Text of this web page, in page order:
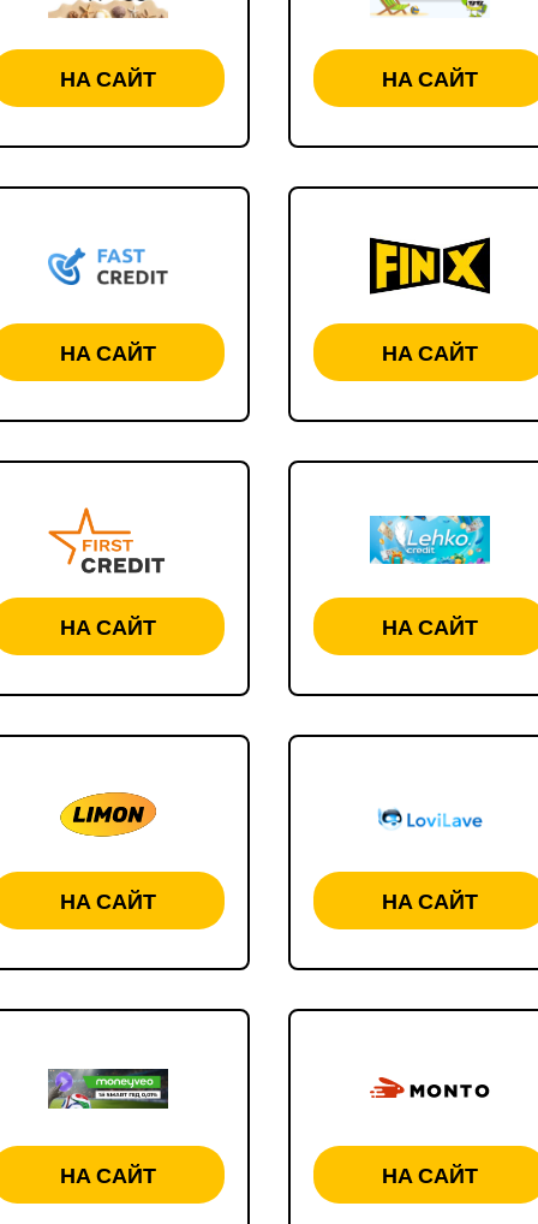
НА САЙТ НА САЙТ
НА САЙТ НА САЙТ
НА САЙТ НА САЙТ
НА САЙТ НА САЙТ
НА САЙТ НА САЙТ